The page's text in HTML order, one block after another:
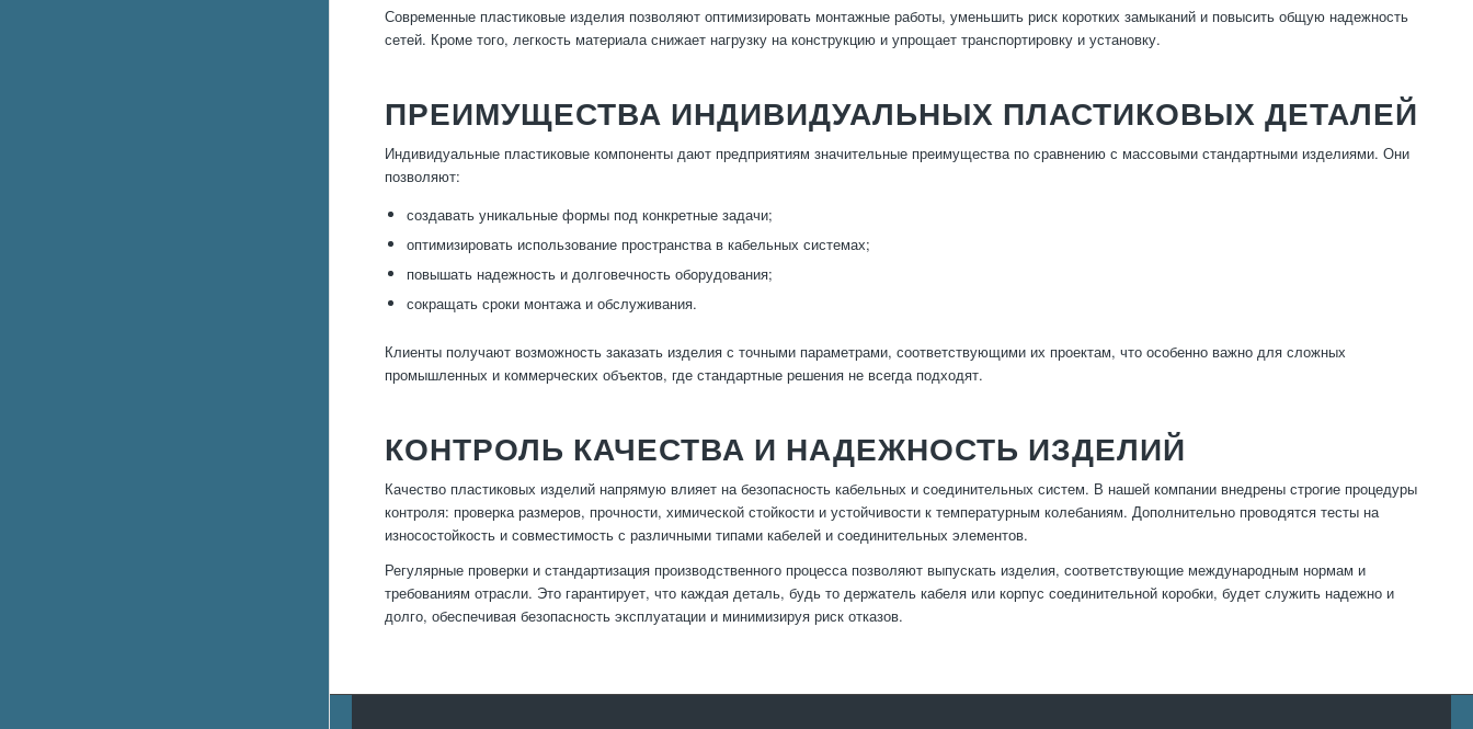
Современные пластиковые изделия позволяют оптимизировать монтажные работы, уменьшить риск коротких замыканий и повысить общую надежность
сетей. Кроме того, легкость материала снижает нагрузку на конструкцию и упрощает транспортировку и установку.
ПРЕИМУЩЕСТВА ИНДИВИДУАЛЬНЫХ ПЛАСТИКОВЫХ ДЕТАЛЕЙ
Индивидуальные пластиковые компоненты дают предприятиям значительные преимущества по сравнению с массовыми стандартными изделиями. Они
позволяют:
создавать уникальные формы под конкретные задачи;
оптимизировать использование пространства в кабельных системах;
повышать надежность и долговечность оборудования;
сокращать сроки монтажа и обслуживания.
Клиенты получают возможность заказать изделия с точными параметрами, соответствующими их проектам, что особенно важно для сложных
промышленных и коммерческих объектов, где стандартные решения не всегда подходят.
КОНТРОЛЬ КАЧЕСТВА И НАДЕЖНОСТЬ ИЗДЕЛИЙ
Качество пластиковых изделий напрямую влияет на безопасность кабельных и соединительных систем. В нашей компании внедрены строгие процедуры
контроля: проверка размеров, прочности, химической стойкости и устойчивости к температурным колебаниям. Дополнительно проводятся тесты на
износостойкость и совместимость с различными типами кабелей и соединительных элементов.
Регулярные проверки и стандартизация производственного процесса позволяют выпускать изделия, соответствующие международным нормам и
требованиям отрасли. Это гарантирует, что каждая деталь, будь то держатель кабеля или корпус соединительной коробки, будет служить надежно и
долго, обеспечивая безопасность эксплуатации и минимизируя риск отказов.